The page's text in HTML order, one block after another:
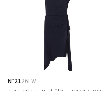
N°2126FW